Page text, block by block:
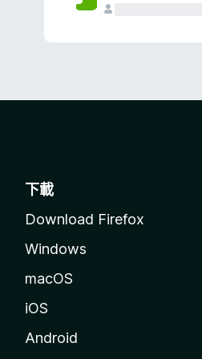
下載
Download Firefox
Windows
macOS
iOS
Android